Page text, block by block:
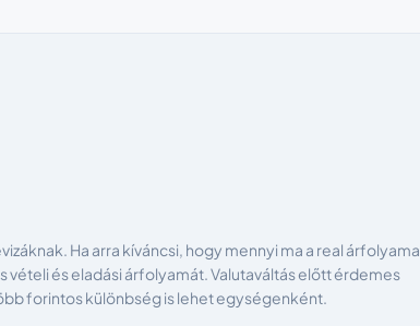
Ha arra kíváncsi, hogy mennyi ma a real árfolyama
vételi és eladási árfolyamát. Valutaváltás előtt érdemes
forintos különbség is lehet egységenként.